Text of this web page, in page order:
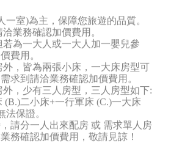
一室)為主，保障您旅遊的品質。
業務確認加價費用。
若為一大人或一大人加一嬰兒參
費用。
外，皆為兩張小床，一大床房型可
求到請洽業務確認加價費用。
外，少有三人房型，三人房型如下:
(B.)二小床+一行軍床 (C.)一大床
法保證。
請分一人出來配房 或 需求單人房
務確認加價費用，敬請見諒！